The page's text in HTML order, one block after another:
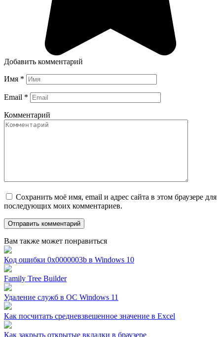
Добавить комментарий
Имя *
Email *
Комментарий
Сохранить моё имя, email и адрес сайта в этом браузере для
последующих моих комментариев.
Вам также может понравиться
Код ошибки 0x0000003b в Windows 10
Family Tree Builder
Удаление служб в ОС Windows 11
Как посчитать средневзвешенное значение в Excel
Как закрыть открытые вкладки в браузере